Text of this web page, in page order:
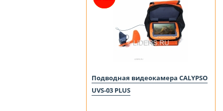
Подводная видеокамера CALYPSO
UVS-03 PLUS